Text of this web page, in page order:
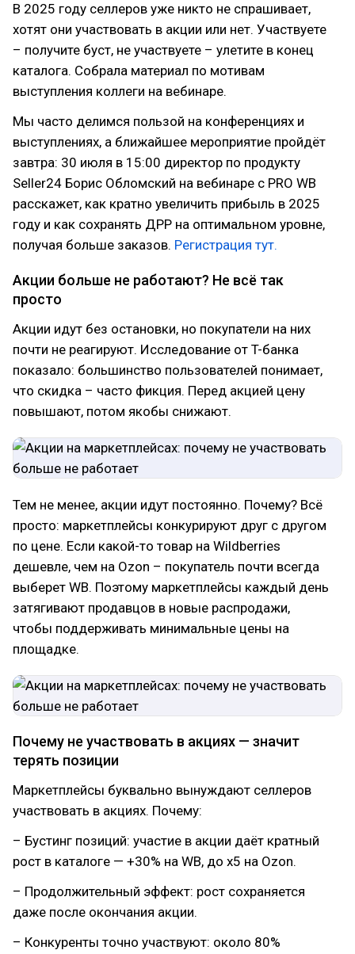
В 2025 году селлеров уже никто не спрашивает,
хотят они участвовать в акции или нет. Участвуете
– получите буст, не участвуете – улетите в конец
каталога. Собрала материал по мотивам
выступления коллеги на вебинаре.
Мы часто делимся пользой на конференциях и
выступлениях, а ближайшее мероприятие пройдёт
завтра: 30 июля в 15:00 директор по продукту
Seller24 Борис Обломский на вебинаре с PRO WB
расскажет, как кратно увеличить прибыль в 2025
году и как сохранять ДРР на оптимальном уровне,
получая больше заказов. Регистрация тут.
Акции больше не работают? Не всё так
просто
Акции идут без остановки, но покупатели на них
почти не реагируют. Исследование от T-банка
показало: большинство пользователей понимает,
что скидка – часто фикция. Перед акцией цену
повышают, потом якобы снижают.
Тем не менее, акции идут постоянно. Почему? Всё
просто: маркетплейсы конкурируют друг с другом
по цене. Если какой-то товар на Wildberries
дешевле, чем на Ozon – покупатель почти всегда
выберет WB. Поэтому маркетплейсы каждый день
затягивают продавцов в новые распродажи,
чтобы поддерживать минимальные цены на
площадке.
Почему не участвовать в акциях — значит
терять позиции
Маркетплейсы буквально вынуждают селлеров
участвовать в акциях. Почему:
– Бустинг позиций: участие в акции даёт кратный
рост в каталоге — +30% на WB, до x5 на Ozon.
– Продолжительный эффект: рост сохраняется
даже после окончания акции.
– Конкуренты точно участвуют: около 80%